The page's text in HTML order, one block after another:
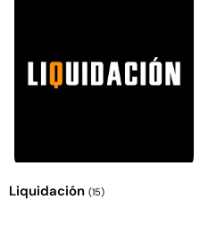
Liquidación (15)